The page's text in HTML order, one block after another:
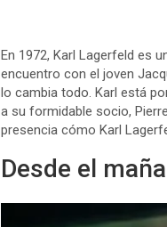
En 1972, Karl Lagerfeld es
encuentro con el joven
lo cambia todo. Karl está
a su formidable socio,
presencia cómo Karl
Desde el